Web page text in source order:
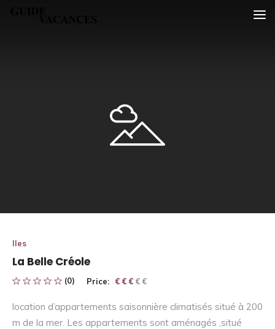
Iles
La Belle Créole
(0) Price: € € € € €
€ € €
location d’appartements saisonnière climatisés situé à 200
m de la mer. Les appartements sont aménagés ,situé